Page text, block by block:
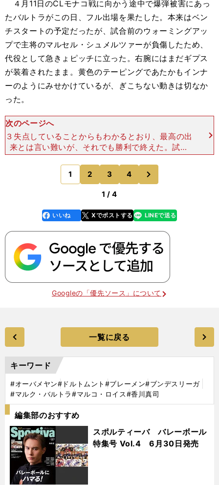
４月11日のCLモナコ戦に向かう途中で爆弾被害にあっ
たバルトラがこの日、フル出場を果たした。本来はベン
チスタートの予定だったが、試合前のウォーミングアッ
プで主将のマルセル・シュメルツァーが負傷したため、
代役として急きょピッチに立った。右腕にはまだギプス
が装着されたまま。黄色のテーピングであたかもインナ
ーのようにみせかけているが、ぎこちない動きは切なか
った。
次のページへ
３失点していることからもわかるとおり、最高の出
来とは言い難いが、それでも勝利で終えた。試合
後、サポーターにあいさつに行ったバルトラは、声
援に耳を傾けながら長袖のインナーでそっと涙をぬ
ぐっていた。香川が
1 2 3 4
のページへ
1 / 4
faceboo
k
いいね Xでポストする
line LINEで送る
Googleの「優先ソース」について
一覧に戻る
キーワード
#オーバメヤン#ドルトムント #ブレーメン#ブンデスリーガ
#マルク・バルトラ#マルコ・ロイス#香川真司
編集部のおすすめ
スポルティーバ バレーボール
特集号 Vol.4 6月30日発売